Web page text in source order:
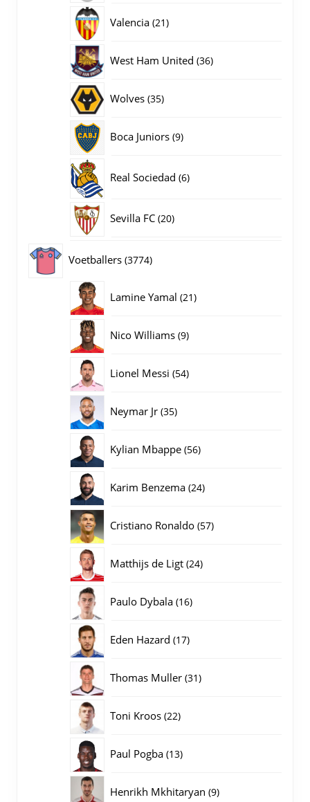
Valencia 2121
West Ham United 3636
Wolves 3535
Boca Juniors 99
Real Sociedad 66
Sevilla FC 2020
Voetballers 37743774
Lamine Yamal 2121
Nico Williams 99
Lionel Messi 5454
Neymar Jr 3535
Kylian Mbappe 5656
Karim Benzema 2424
Cristiano Ronaldo 5757
Matthijs de Ligt 2424
Paulo Dybala 1616
Eden Hazard 1717
Thomas Muller 3131
Toni Kroos 2222
Paul Pogba 1313
Henrikh Mkhitaryan 99